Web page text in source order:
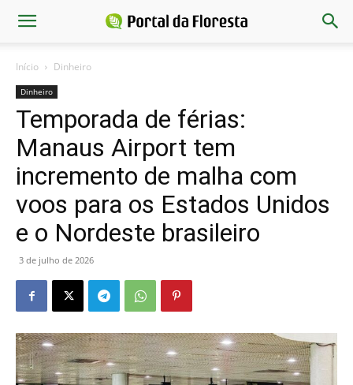
Início Dinheiro
Dinheiro
Temporada de férias:
Manaus Airport tem
incremento de malha com
voos para os Estados Unidos
e o Nordeste brasileiro
3 de julho de 2026